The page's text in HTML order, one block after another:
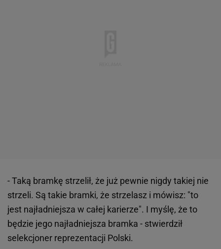
- Taką bramkę strzelił, że już pewnie nigdy takiej nie
strzeli. Są takie bramki, że strzelasz i mówisz: "to
jest najładniejsza w całej karierze". I myślę, że to
będzie jego najładniejsza bramka - stwierdził
selekcjoner reprezentacji Polski.